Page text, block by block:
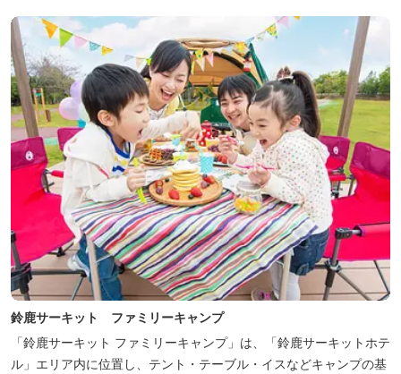
ム」など様々なコンセプトルームをご用意しています。 また、お子
さま連れでも安心し...
鈴鹿サーキット ファミリーキャンプ
「鈴鹿サーキット ファミリーキャンプ」は、「鈴鹿サーキットホテ
ル」エリア内に位置し、テント・テーブル・イスなどキャンプの基